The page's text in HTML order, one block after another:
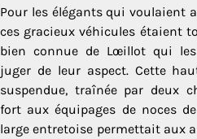
Pour les élégants qui voulaient
ces gracieux véhicules étaient
bien connue de Lœillot qui
juger de leur aspect. Cette
suspendue, traînée par deux
fort aux équipages de noces
large entretoise permettait aux